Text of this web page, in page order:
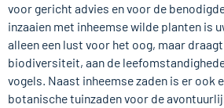
voor gericht advies en voor de
inzaaien met inheemse wilde planten is
alleen een lust voor het oog, maar
biodiversiteit, aan de
vogels. Naast inheemse zaden is er ook
botanische tuinzaden voor de